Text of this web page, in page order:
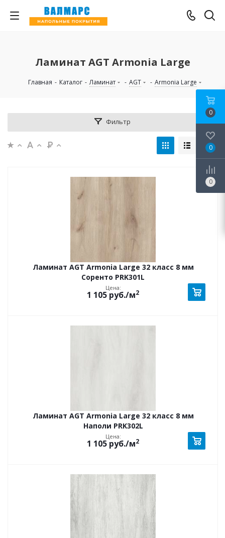
Ламинат AGT Armonia Large
Главная - Каталог - Ламинат - AGT - Armonia Large
Фильтр
Ламинат AGT Armonia Large 32 класс 8 мм
Соренто PRK301L
Цена:
1 105 руб./м2
Ламинат AGT Armonia Large 32 класс 8 мм
Наполи PRK302L
Цена:
1 105 руб./м2
0
0
0